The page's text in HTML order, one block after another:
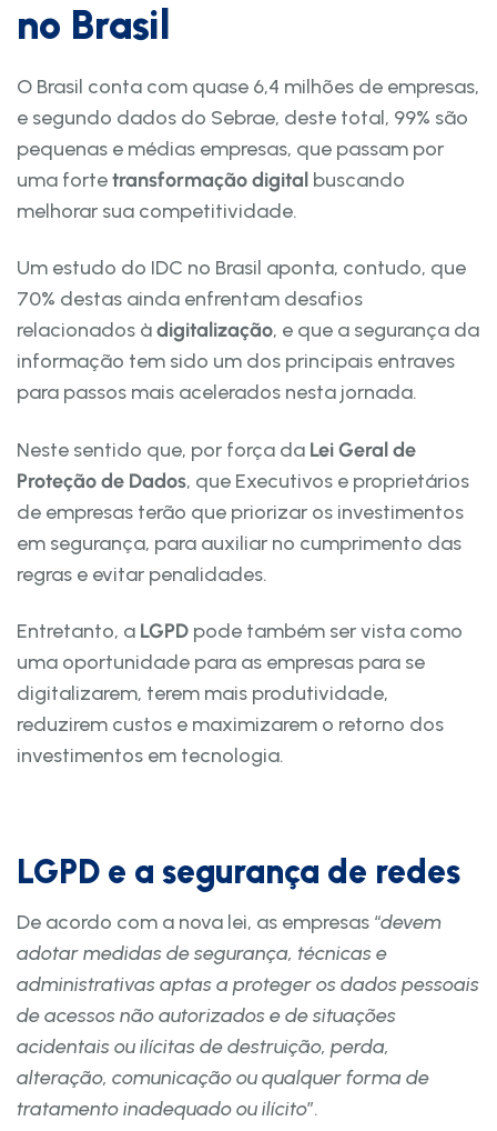
no Brasil
O Brasil conta com quase 6,4 milhões de empresas,
e segundo dados do Sebrae, deste total, 99% são
pequenas e médias empresas, que passam por
uma fortetransformação digital buscando
melhorar sua competitividade.
Um estudo do IDC no Brasil aponta, contudo, que
70% destas ainda enfrentam desafios
relacionados àdigitalização, e que a segurança da
informação tem sido um dos principais entraves
para passos mais acelerados nesta jornada.
Neste sentido que, por força da Lei Geral de
Proteção de Dados, que Executivos e proprietários
de empresas terão que priorizar os investimentos
em segurança, para auxiliar no cumprimento das
regras e evitar penalidades.
Entretanto, a LGPD pode também ser vista como
uma oportunidade para as empresas para se
digitalizarem, terem mais produtividade,
reduzirem custos e maximizarem o retorno dos
investimentos em tecnologia.
LGPD e a segurança de redes
De acordo com a nova lei, as empresas “devem
adotar medidas de segurança, técnicas e
administrativas aptas a proteger os dados pessoais
de acessos não autorizados e de situações
acidentais ou ilícitas de destruição, perda,
alteração, comunicação ou qualquer forma de
tratamento inadequado ou ilícito”.